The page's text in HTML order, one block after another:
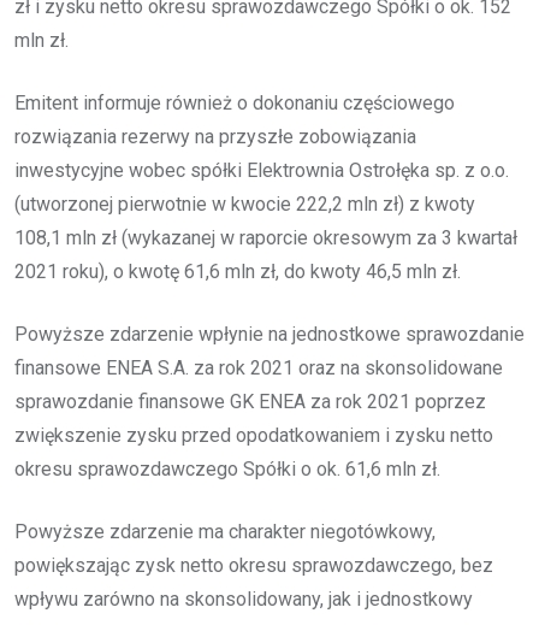
zł i zysku netto okresu sprawozdawczego Spółki o ok. 152
mln zł.
Emitent informuje również o dokonaniu częściowego
rozwiązania rezerwy na przyszłe zobowiązania
inwestycyjne wobec spółki Elektrownia Ostrołęka sp. z o.o.
(utworzonej pierwotnie w kwocie 222,2 mln zł) z kwoty
108,1 mln zł (wykazanej w raporcie okresowym za 3 kwartał
2021 roku), o kwotę 61,6 mln zł, do kwoty 46,5 mln zł.
Powyższe zdarzenie wpłynie na jednostkowe sprawozdanie
finansowe ENEA S.A. za rok 2021 oraz na skonsolidowane
sprawozdanie finansowe GK ENEA za rok 2021 poprzez
zwiększenie zysku przed opodatkowaniem i zysku netto
okresu sprawozdawczego Spółki o ok. 61,6 mln zł.
Powyższe zdarzenie ma charakter niegotówkowy,
powiększając zysk netto okresu sprawozdawczego, bez
wpływu zarówno na skonsolidowany, jak i jednostkowy